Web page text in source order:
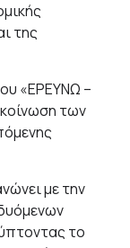
της
«ΕΡΕΥΝΩ –
των
με την
το